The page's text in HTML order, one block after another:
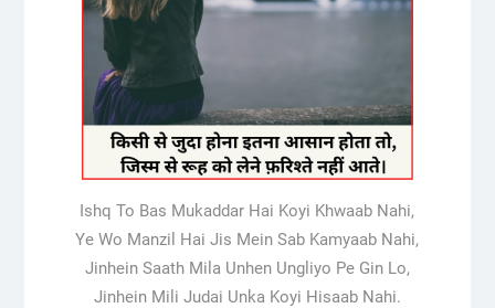
Ishq To Bas Mukaddar Hai Koyi Khwaab Nahi,
Ye Wo Manzil Hai Jis Mein Sab Kamyaab Nahi,
Jinhein Saath Mila Unhen Ungliyo Pe Gin Lo,
Jinhein Mili Judai Unka Koyi Hisaab Nahi.